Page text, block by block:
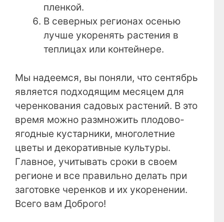
пленкой.
В северных регионах осенью
лучше укоренять растения в
теплицах или контейнере.
Мы надеемся, вы поняли, что сентябрь
является подходящим месяцем для
черенкования садовых растений. В это
время можно размножить плодово-
ягодные кустарники, многолетние
цветы и декоративные культуры.
Главное, учитывать сроки в своем
регионе и все правильно делать при
заготовке черенков и их укоренении.
Всего вам Доброго!